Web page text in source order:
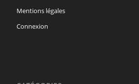
Mentions légales
Connexion